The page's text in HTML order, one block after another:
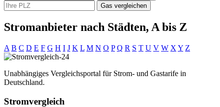
Gas vergleichen
Stromanbieter nach Städten, A bis Z
A B C D E F G H I J K L M N O P Q R S T U V W X Y Z
Unabhängiges Vergleichsportal für Strom- und Gastarife in
Deutschland.
Stromvergleich